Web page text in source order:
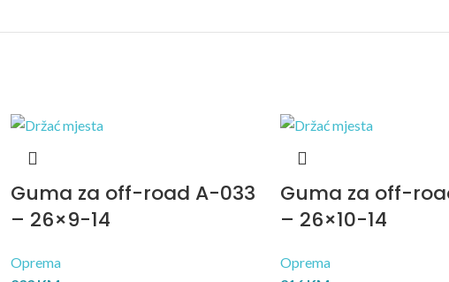
Guma za off-road A-033
– 26×9-14
Oprema
Guma za off-
– 26×10-14
Oprema